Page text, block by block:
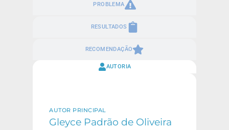
PROBLEMA
RESULTADOS
RECOMENDAÇÃO
AUTORIA
AUTOR PRINCIPAL
Gleyce Padrão de Oliveira